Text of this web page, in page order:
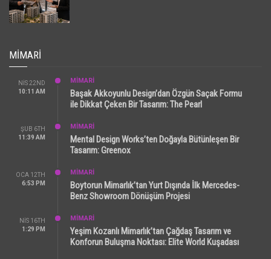
MIMARI
NIS 22ND
10:11 AM
MİMARİ
Başak Akkoyunlu Design’dan Özgün Saçak Formu
ile Dikkat Çeken Bir Tasarım: The Pearl
ŞUB 6TH
11:39 AM
MİMARİ
Mental Design Works’ten Doğayla Bütünleşen Bir
Tasarım: Greenox
OCA 12TH
6:53 PM
MİMARİ
Boytorun Mimarlık’tan Yurt Dışında İlk Mercedes-
Benz Showroom Dönüşüm Projesi
NIS 16TH
1:29 PM
MİMARİ
Yeşim Kozanlı Mimarlık’tan Çağdaş Tasarım ve
Konforun Buluşma Noktası: Elite World Kuşadası